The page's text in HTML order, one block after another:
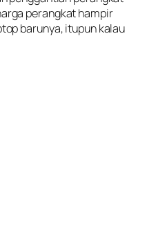
perangkat hampir
barunya, itupun kalau